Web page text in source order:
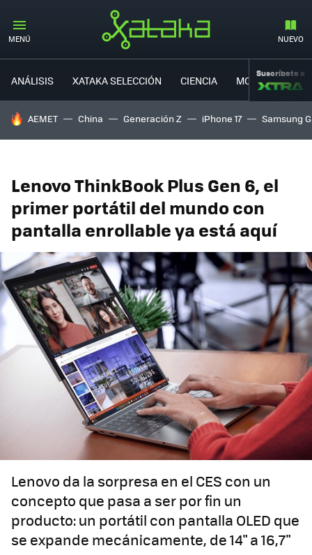
MENÚ NUEVO
ANÁLISIS XATAKA SELECCIÓN CIENCIA MOVILIDAD
Suscríbete a
HOY SE HABLA DE
AEMET China Generación Z iPhone 17 Samsung
Lenovo ThinkBook Plus Gen 6, el
primer portátil del mundo con
pantalla enrollable ya está aquí
Lenovo da la sorpresa en el CES con un
concepto que pasa a ser por fin un
producto: un portátil con pantalla OLED que
se expande mecánicamente, de 14" a 16,7"